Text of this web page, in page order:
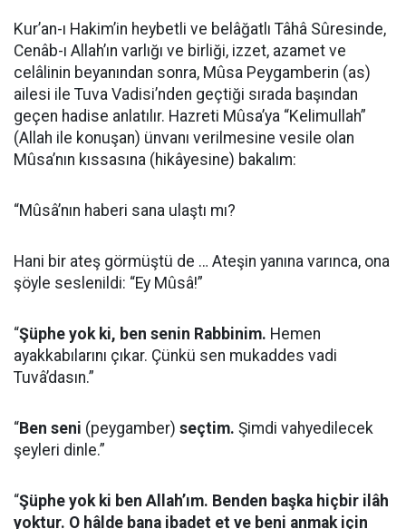
Kur’an-ı Hakim’in heybetli ve belâğatlı Tâhâ Sûresinde,
Cenâb-ı Allah’ın varlığı ve birliği, izzet, azamet ve
celâlinin beyanından sonra, Mûsa Peygamberin (as)
ailesi ile Tuva Vadisi’nden geçtiği sırada başından
geçen hadise anlatılır. Hazreti Mûsa’ya “Kelimullah”
(Allah ile konuşan) ünvanı verilmesine vesile olan
Mûsa’nın kıssasına (hikâyesine) bakalım:
“Mûsâ’nın haberi sana ulaştı mı?
Hani bir ateş görmüştü de … Ateşin yanına varınca, ona
şöyle seslenildi: “Ey Mûsâ!”
“Şüphe yok ki, ben senin Rabbinim. Hemen
ayakkabılarını çıkar. Çünkü sen mukaddes vadi
Tuvâ’dasın.”
“Ben seni (peygamber) seçtim. Şimdi vahyedilecek
şeyleri dinle.”
“Şüphe yok ki ben Allah’ım. Benden başka hiçbir ilâh
yoktur. O hâlde bana ibadet et ve beni anmak için